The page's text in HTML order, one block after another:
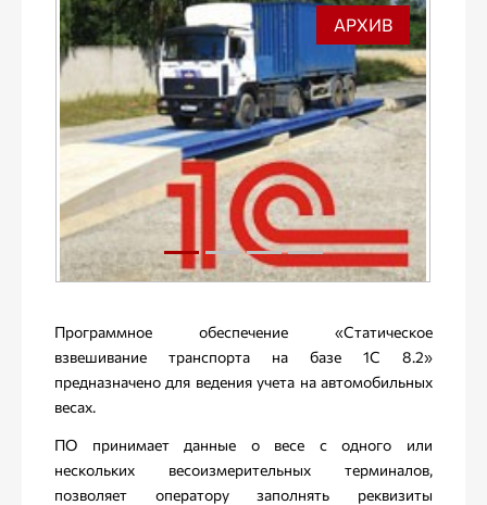
АРХИВ
Программное обеспечение «Статическое
взвешивание транспорта на базе 1С 8.2»
предназначено для ведения учета на автомобильных
весах.
ПО принимает данные о весе с одного или
нескольких весоизмерительных терминалов,
позволяет оператору заполнять реквизиты